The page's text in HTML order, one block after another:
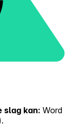
slag kan: Word